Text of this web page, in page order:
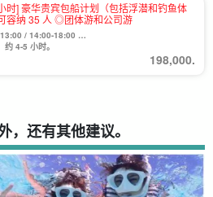
时] 豪华贵宾包船计划（包括浮潜和钓鱼体
容纳 35 人 ◎团体游和公司游
/ 14:00-18:00
可在上述时间之外出航。请咨询我们。
约 4-5 小时。
198,000.
，还有其他建议。